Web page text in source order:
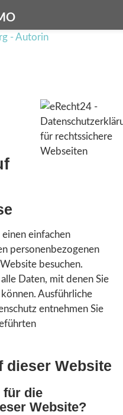
einfachen
personenbezogenen
besuchen.
Daten, mit denen Sie
Ausführliche
entnehmen Sie
dieser Website
für die
Website?